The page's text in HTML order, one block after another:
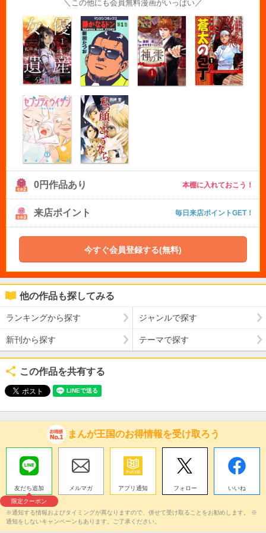
＼この他にも会員無料漫画がいっぱい／
0円作品あり 本棚に入れておこう！
来店ポイント 毎日来店ポイントGET！
今すぐ会員登録する(無料)
他の作品も探してみる
ランキングから探す ジャンルで探す
新刊から探す テーマで探す
この作品を共有する
まんが王国のお得情報を受け取ろう
友だち追加
限定クーポン
メルマガ アプリ通知 フォロー いいね
※通知する情報およびタイミングが異なりますので、併せて受け取ることをお勧めします。 ※
通知をしないキャンペーンもあります。ご了承ください。